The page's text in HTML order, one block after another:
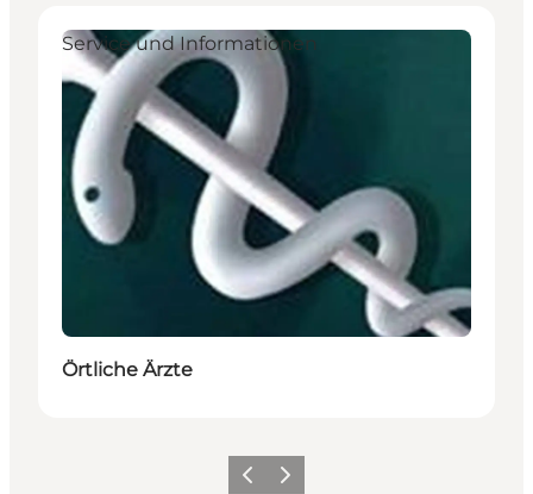
Service und Informationen
Örtliche Ärzte
ZurückWeiter